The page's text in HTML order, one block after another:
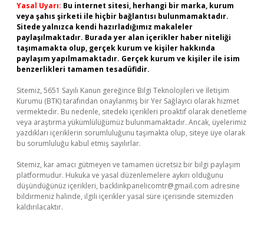
Yasal Uyarı: Bu internet sitesi, herhangi bir marka, kurum
veya şahıs şirketi ile hiçbir bağlantısı bulunmamaktadır.
Sitede yalnızca kendi hazırladığımız makaleler
paylaşılmaktadır. Burada yer alan içerikler haber niteliği
taşımamakta olup, gerçek kurum ve kişiler hakkında
paylaşım yapılmamaktadır. Gerçek kurum ve kişiler ile isim
benzerlikleri tamamen tesadüfidir.
Sitemiz, 5651 Sayılı Kanun gereğince Bilgi Teknolojileri ve İletişim
Kurumu (BTK) tarafından onaylanmış bir Yer Sağlayıcı olarak hizmet
vermektedir. Bu nedenle, sitedeki içerikleri proaktif olarak denetleme
veya araştırma yükümlülüğümüz bulunmamaktadır. Ancak, üyelerimiz
yazdıkları içeriklerin sorumluluğunu taşımakta olup, siteye üye olarak
bu sorumluluğu kabul etmiş sayılırlar.
Sitemiz, kar amacı gütmeyen ve tamamen ücretsiz bir bilgi paylaşım
platformudur. Hukuka ve yasal düzenlemelere aykırı olduğunu
düşündüğünüz içerikleri, backlinkpanelicomtr@gmail.com adresine
bildirmeniz halinde, ilgili içerikler yasal süre içerisinde sitemizden
kaldırılacaktır.